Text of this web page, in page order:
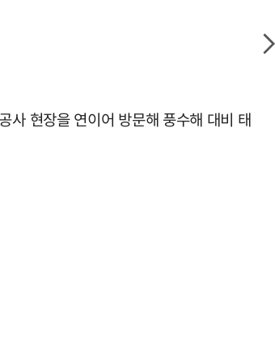
사 현장을 연이어 방문해 풍수해 대비 태